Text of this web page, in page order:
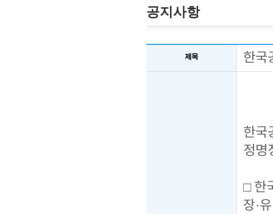
공지사항
제목 한국
한국
정명
□ 한
장·